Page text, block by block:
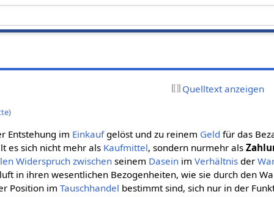
Quelltext anzeigen
)
Entstehung im Einkaufgelöst und zu reinem Geld für das
es sich nicht mehr als Kaufmittel, sondern nurmehr als
Widerspruch zwischen seinem Dasein imVerhältnis der
in ihren wesentlichen Bezogenheiten, wie sie durch den
Position imTauschhandel bestimmt sind, sich nur in der